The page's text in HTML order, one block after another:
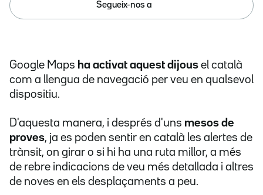
Segueix-nos a
Google Maps ha activat aquest dijous el català
com a llengua de navegació per veu en qualsevol
dispositiu.
D'aquesta manera, i després d'uns mesos de
proves, ja es poden sentir en català les alertes de
trànsit, on girar o si hi ha una ruta millor, a més
de rebre indicacions de veu més detallada i altres
de noves en els desplaçaments a peu.